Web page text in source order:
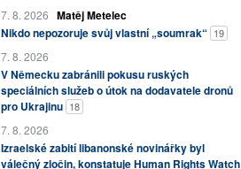
7. 8. 2026 Matěj Metelec
Nikdo nepozoruje svůj vlastní „soumrak“ 19
7. 8. 2026
V Německu zabránili pokusu ruských
speciálních služeb o útok na dodavatele dronů
pro Ukrajinu 18
7. 8. 2026
Izraelské zabití libanonské novinářky byl
válečný zločin, konstatuje Human Rights Watch